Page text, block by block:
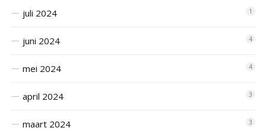
juli 2024 1
juni 2024 4
mei 2024 4
april 2024 3
maart 2024 3